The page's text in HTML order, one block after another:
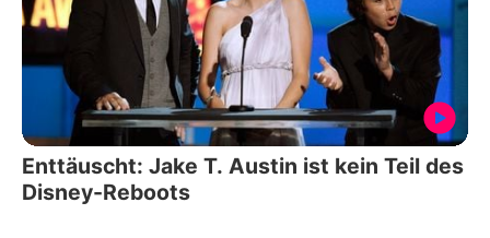
Enttäuscht: Jake T. Austin ist kein Teil des
Disney-Reboots